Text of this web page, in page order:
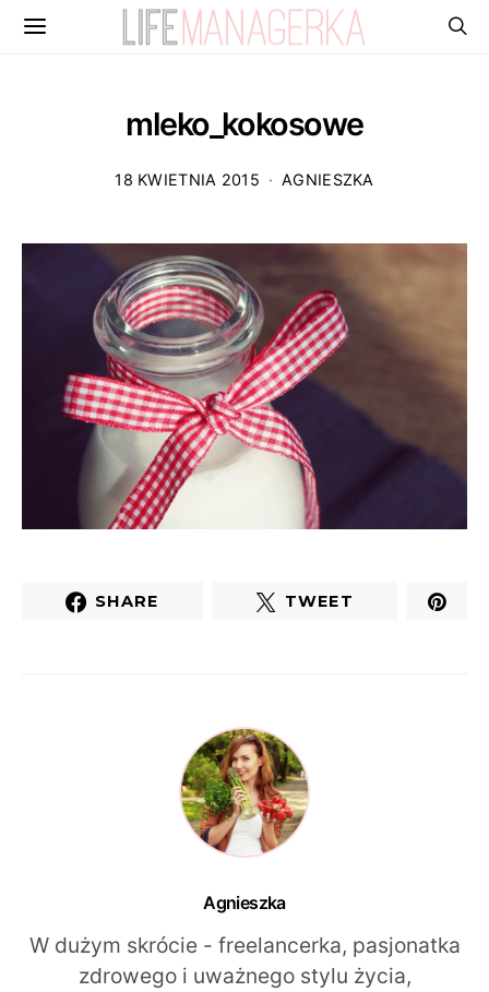
mleko_kokosowe
18 KWIETNIA 2015 AGNIESZKA
SHARE TWEET
Agnieszka
W dużym skrócie - freelancerka, pasjonatka
zdrowego i uważnego stylu życia,